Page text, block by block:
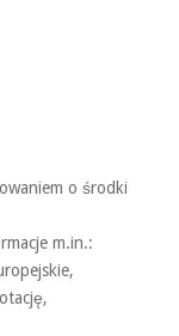
o środki
m.in.: